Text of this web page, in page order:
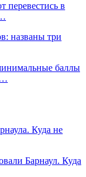
в
названы три
баллы
Куда не
Барнаул. Куда